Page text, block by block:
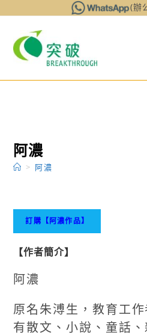
to
content
(辦
阿濃
> 阿濃
【作者簡介】
阿濃
原名朱溥生，教育工
有散文、小說、童話